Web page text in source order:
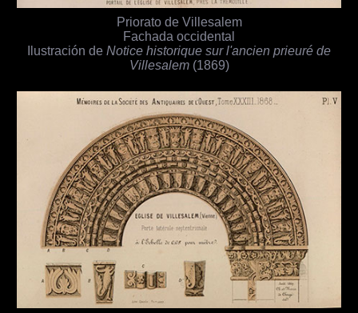
Priorato de Villesalem
Fachada occidental
Ilustración de Notice historique sur l'ancien prieuré de
Villesalem(1869)